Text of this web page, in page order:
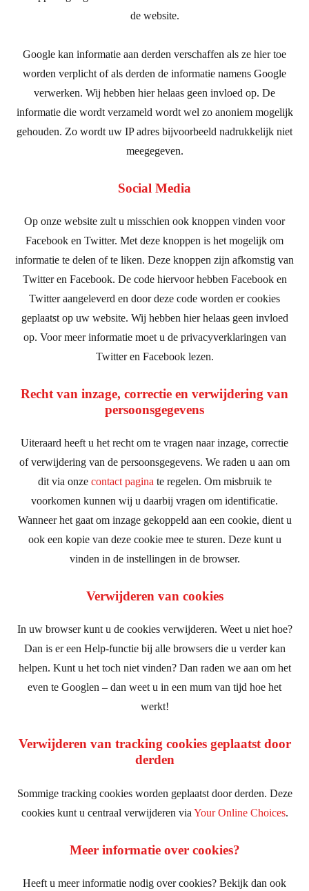
de website.
Google kan informatie aan derden verschaffen als ze hier toe
worden verplicht of als derden de informatie namens Google
verwerken. Wij hebben hier helaas geen invloed op. De
informatie die wordt verzameld wordt wel zo anoniem mogelijk
gehouden. Zo wordt uw IP adres bijvoorbeeld nadrukkelijk niet
meegegeven.
Social Media
Op onze website zult u misschien ook knoppen vinden voor
Facebook en Twitter. Met deze knoppen is het mogelijk om
informatie te delen of te liken. Deze knoppen zijn afkomstig van
Twitter en Facebook. De code hiervoor hebben Facebook en
Twitter aangeleverd en door deze code worden er cookies
geplaatst op uw website. Wij hebben hier helaas geen invloed
op. Voor meer informatie moet u de privacyverklaringen van
Twitter en Facebook lezen.
Recht van inzage, correctie en verwijdering van
persoonsgegevens
Uiteraard heeft u het recht om te vragen naar inzage, correctie
of verwijdering van de persoonsgegevens. We raden u aan om
dit via onze contact pagina te regelen. Om misbruik te
voorkomen kunnen wij u daarbij vragen om identificatie.
Wanneer het gaat om inzage gekoppeld aan een cookie, dient u
ook een kopie van deze cookie mee te sturen. Deze kunt u
vinden in de instellingen in de browser.
Verwijderen van cookies
In uw browser kunt u de cookies verwijderen. Weet u niet hoe?
Dan is er een Help-functie bij alle browsers die u verder kan
helpen. Kunt u het toch niet vinden? Dan raden we aan om het
even te Googlen – dan weet u in een mum van tijd hoe het
werkt!
Verwijderen van tracking cookies geplaatst door
derden
Sommige tracking cookies worden geplaatst door derden. Deze
cookies kunt u centraal verwijderen via Your Online Choices.
Meer informatie over cookies?
Heeft u meer informatie nodig over cookies? Bekijk dan ook